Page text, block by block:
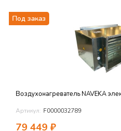
Под заказ
Воздухонагреватель NAVEKA
Артикул: F0000032789
79 449 ₽